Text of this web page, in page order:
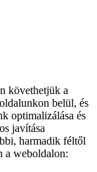
követhetjük a
belül, és
optimalizálása és
javítása
harmadik féltől
a weboldalon: